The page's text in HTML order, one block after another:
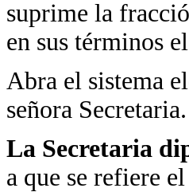
suprime la
en sus términos
Abra el sistema
señora Secretaria.
La Secretaria
a que se refiere